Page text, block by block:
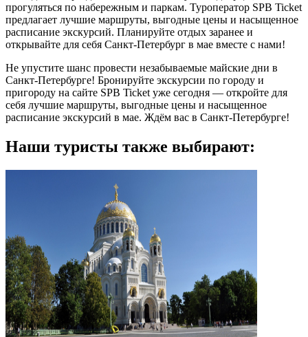
прогуляться по набережным и паркам. Туроператор SPB Ticket
предлагает лучшие маршруты, выгодные цены и насыщенное
расписание экскурсий. Планируйте отдых заранее и
открывайте для себя Санкт-Петербург в мае вместе с нами!
Не упустите шанс провести незабываемые майские дни в
Санкт-Петербурге! Бронируйте экскурсии по городу и
пригороду на сайте SPB Ticket уже сегодня — откройте для
себя лучшие маршруты, выгодные цены и насыщенное
расписание экскурсий в мае. Ждём вас в Санкт-Петербурге!
Наши туристы также выбирают: